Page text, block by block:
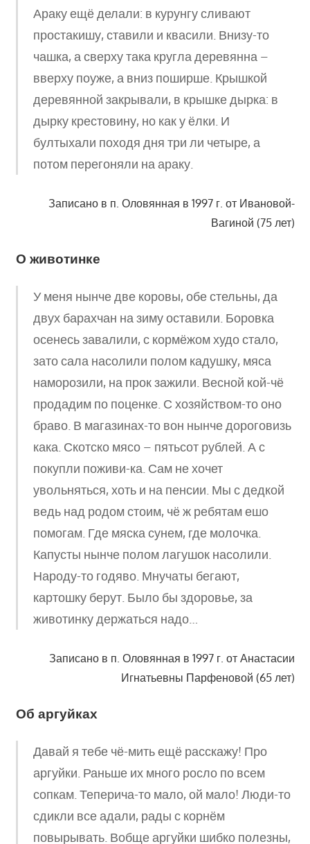
Араку ещё делали: в курунгу сливают
простакишу, ставили и квасили. Внизу-то
чашка, а сверху така кругла деревянна –
вверху поуже, а вниз поширше. Крышкой
деревянной закрывали, в крышке дырка: в
дырку крестовину, но как у ёлки. И
бултыхали походя дня три ли четыре, а
потом перегоняли на араку.
Записано в п. Оловянная в 1997 г. от Ивановой-
Вагиной (75 лет)
О животинке
У меня нынче две коровы, обе стельны, да
двух барахчан на зиму оставили. Боровка
осенесь завалили, с кормёжом худо стало,
зато сала насолили полом кадушку, мяса
наморозили, на прок зажили. Весной кой-чё
продадим по поценке. С хозяйством-то оно
браво. В магазинах-то вон нынче дороговизь
кака. Скотско мясо – пятьсот рублей. А с
покупли поживи-ка. Сам не хочет
увольняться, хоть и на пенсии. Мы с дедкой
ведь над родом стоим, чё ж ребятам ешо
помогам. Где мяска сунем, где молочка.
Капусты нынче полом лагушок насолили.
Народу-то годяво. Мнучаты бегают,
картошку берут. Было бы здоровье, за
животинку держаться надо…
Записано в п. Оловянная в 1997 г. от Анастасии
Игнатьевны Парфеновой (65 лет)
Об аргуйках
Давай я тебе чё-мить ещё расскажу! Про
аргуйки. Раньше их много росло по всем
сопкам. Теперича-то мало, ой мало! Люди-то
сдикли все адали, рады с корнём
повырывать. Вобще аргуйки шибко полезны,